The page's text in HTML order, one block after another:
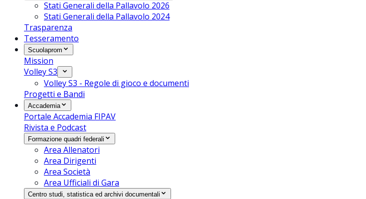
Stati Generali della Pallavolo 2026
Stati Generali della Pallavolo 2024
Trasparenza
Tesseramento
Scuolaprom
Mission
Volley S3
Volley S3 - Regole di gioco e documenti
Progetti e Bandi
Accademia
Portale Accademia FIPAV
Rivista e Podcast
Formazione quadri federali
Area Allenatori
Area Dirigenti
Area Società
Area Ufficiali di Gara
Centro studi, statistica ed archivi documentali